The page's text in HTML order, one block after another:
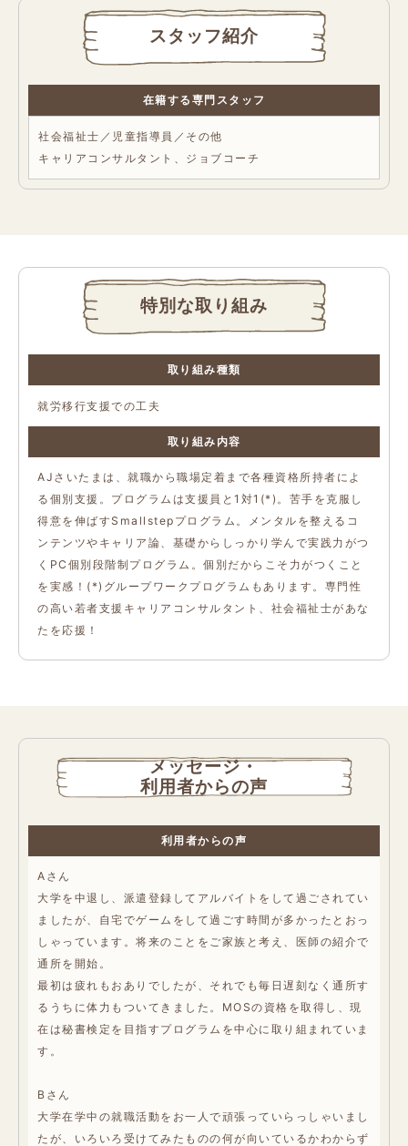
スタッフ紹介
在籍する専門スタッフ
社会福祉士／児童指導員／その他
キャリアコンサルタント、ジョブコーチ
特別な取り組み
取り組み種類
就労移行支援での工夫
取り組み内容
AJさいたまは、就職から職場定着まで各種資格所持者によ
る個別支援。プログラムは支援員と1対1(*)。苦手を克服し
得意を伸ばすSmallstepプログラム。メンタルを整えるコ
ンテンツやキャリア論、基礎からしっかり学んで実践力がつ
くPC個別段階制プログラム。個別だからこそ力がつくこと
を実感！(*)グループワークプログラムもあります。専門性
の高い若者支援キャリアコンサルタント、社会福祉士があな
たを応援！
メッセージ・
利用者からの声
利用者からの声
Aさん
大学を中退し、派遣登録してアルバイトをして過ごされてい
ましたが、自宅でゲームをして過ごす時間が多かったとおっ
しゃっています。将来のことをご家族と考え、医師の紹介で
通所を開始。
最初は疲れもおありでしたが、それでも毎日遅刻なく通所す
るうちに体力もついてきました。MOSの資格を取得し、現
在は秘書検定を目指すプログラムを中心に取り組まれていま
す。
Bさん
大学在学中の就職活動をお一人で頑張っていらっしゃいまし
たが、いろいろ受けてみたものの何が向いているかわからず